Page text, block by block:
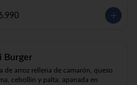
Referencial**
a elección  (5u)  + 2 bebidas
Referencial**
Burger
de arroz rellena de camarón, queso
cebollín y palta, apanada en